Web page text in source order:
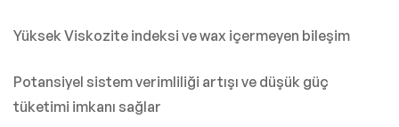
Yüksek Viskozite indeksi ve wax içermeyen bileşim
Potansiyel sistem verimliliği artışı ve düşük güç
tüketimi imkanı sağlar